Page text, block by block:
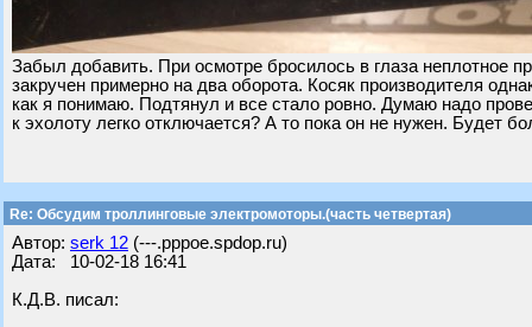
Забыл добавить. При осмотре бросилось в глаза неплотное
закручен примерно на два оборота. Косяк производителя
как я понимаю. Подтянул и все стало ровно. Думаю надо
к эхолоту легко отключается? А то пока он не нужен. Будет
Re: Обсудим троллинговые электромоторы.(часть четвертая)
Автор: serk 12 (---.pppoe.spdop.ru)
Дата: 10-02-18 16:41
К.Д.В. писал: